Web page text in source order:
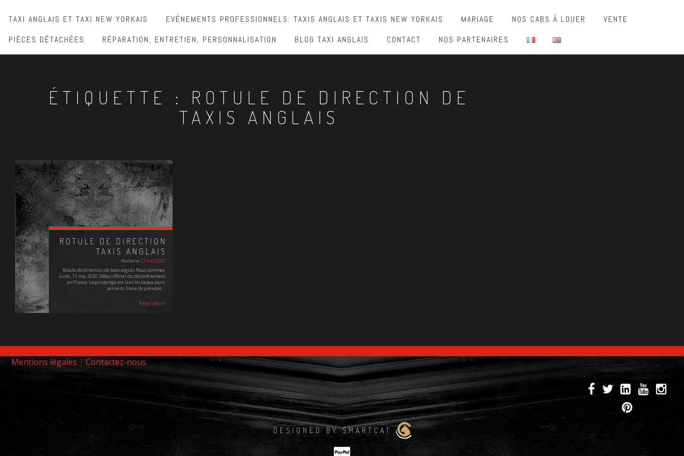
TAXI ANGLAIS ET TAXI NEW YORKAIS EVÉNEMENTS PROFESSIONNELS: TAXIS ANGLAIS ET TAXIS NEW YORKAIS MARIAGE NOS CABS À LOUER
VENTE
PIÈCES DÉTACHÉES
RÉPARATION, ENTRETIEN, PERSONNALISATION BLOG TAXI ANGLAIS CONTACT NOS PARTENAIRES
ÉTIQUETTE : ROTULE DE DIRECTION DE
TAXIS ANGLAIS
ROTULE DE DIRECTION
TAXIS ANGLAIS
Posted on11 mai 2020
Rotule de direction de taxis anglais Nous sommes
lundi, 11 mai 2020. Début officiel du déconfinement
en France. Le printemps est là et les beaux jours
arrivent. Envie de prendre…
Read More
Mentions légales | Contactez-nous
DESIGNED BY SMARTCAT